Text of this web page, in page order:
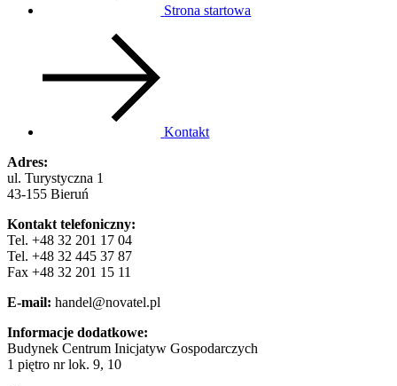
Strona startowa
Kontakt
Adres:
ul. Turystyczna 1
43-155 Bieruń
Kontakt telefoniczny:
Tel. +48 32 201 17 04
Tel. +48 32 445 37 87
Fax +48 32 201 15 11
E-mail: handel@novatel.pl
Informacje dodatkowe:
Budynek Centrum Inicjatyw Gospodarczych
1 piętro nr lok. 9, 10